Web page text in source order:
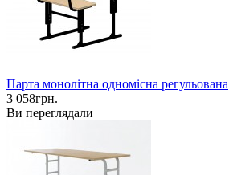
Парта монолітна одномісна регульована
3 058грн.
Ви переглядали